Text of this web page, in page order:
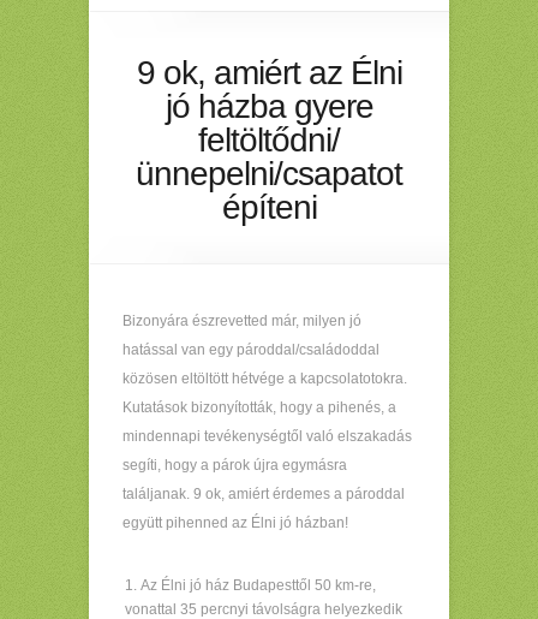
9 ok, amiért az Élni
jó házba gyere
feltöltődni/
ünnepelni/csapatot
építeni
Bizonyára észrevetted már, milyen jó
hatással van egy pároddal/családoddal
közösen eltöltött hétvége a kapcsolatotokra.
Kutatások bizonyították, hogy a pihenés, a
mindennapi tevékenységtől való elszakadás
segíti, hogy a párok újra egymásra
találjanak. 9 ok, amiért érdemes a pároddal
együtt pihenned az Élni jó házban!
Az Élni jó ház Budapesttől 50 km-re,
vonattal 35 percnyi távolságra helyezkedik